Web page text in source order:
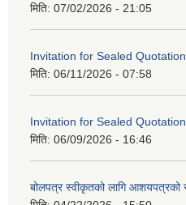
मिति: 07/02/2026 - 21:05
Invitation for Sealed Quotation.
मिति: 06/11/2026 - 07:58
Invitation for Sealed Quotation
मिति: 06/09/2026 - 16:46
बोलपत्र स्वीकृतको लागि आशयपत्रको